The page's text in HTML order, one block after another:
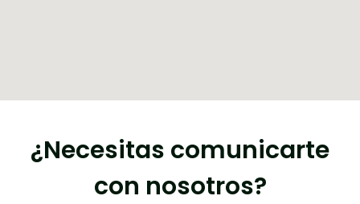
¿Necesitas comunicarte
con nosotros?